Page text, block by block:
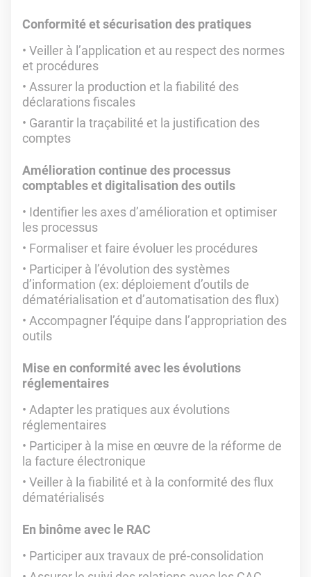
Conformité et sécurisation des pratiques
Veiller à l’application et au respect des normes
et procédures
Assurer la production et la fiabilité des
déclarations fiscales
Garantir la traçabilité et la justification des
comptes
Amélioration continue des processus
comptables et digitalisation des outils
Identifier les axes d’amélioration et optimiser
les processus
Formaliser et faire évoluer les procédures
Participer à l’évolution des systèmes
d’information (ex: déploiement d’outils de
dématérialisation et d’automatisation des flux)
Accompagner l’équipe dans l’appropriation des
outils
Mise en conformité avec les évolutions
réglementaires
Adapter les pratiques aux évolutions
réglementaires
Participer à la mise en œuvre de la réforme de
la facture électronique
Veiller à la fiabilité et à la conformité des flux
dématérialisés
En binôme avec le RAC
Participer aux travaux de pré-consolidation